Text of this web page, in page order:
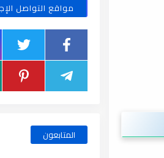
مواقع التواصل
المتابعون